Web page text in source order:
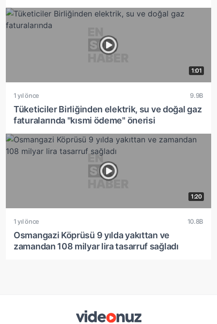
1:01
1 yıl önce 9.9B
Tüketiciler Birliğinden elektrik, su ve doğal gaz
faturalarında "kısmi ödeme" önerisi
1:20
1 yıl önce 10.8B
Osmangazi Köprüsü 9 yılda yakıttan ve
zamandan 108 milyar lira tasarruf sağladı